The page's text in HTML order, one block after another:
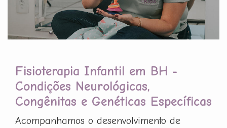
Fisioterapia Infantil em BH -
Condições Neurológicas,
Congênitas e Genéticas Específicas
Acompanhamos o desenvolvimento de